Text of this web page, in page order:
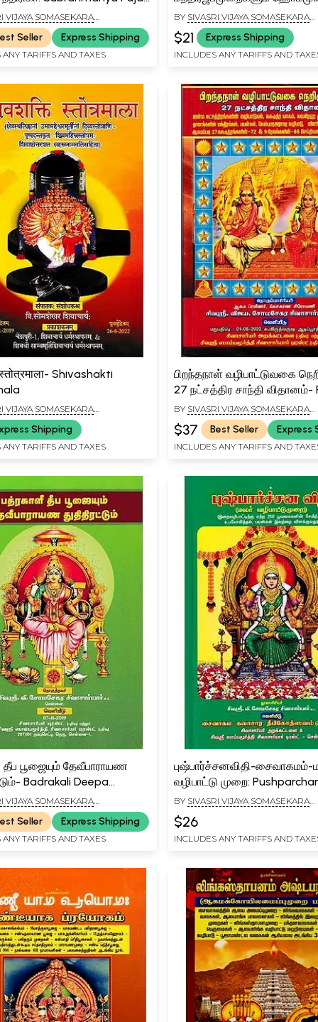
VIJAYA SOMASEKARA
Seller Express Shipping
ANY TARIFFS AND TAXES
உள்ளது (प्रत्यङ्गिरा होम क्रम-
पूजाक्रमोपेत): Pratyangira
Krama-Japakrama
BY SIVASRI VIJAYA SOMASEKARA
SIVACHARIYAR
$21 Express Shipping
INCLUDES ANY TARIFFS AND
Shivashakti
VIJAYA SOMASEKARA
Shipping
ANY TARIFFS AND TAXES
பிறந்தநாள் வழிபாட்டுவகை
27 நட்சத்திர சாந்தி விதானம்-
Naal Vazhipattu Vagai
Nerimuraikal,27
Vithanam (Tamil)
BY SIVASRI VIJAYA SOMASEKARA
SIVACHARIYAR
$37 Best Seller Express
INCLUDES ANY TARIFFS AND
தீப பூஜையும் தேவீபாராயண
Badrakali Deepa
Deviparayana
(Tamil)
VIJAYA SOMASEKARA
Seller Express Shipping
ANY TARIFFS AND TAXES
புஷ்பார்ச்சனவிதி-சைவாகமம்-
வழிபாட்டு முறை:
Saivakam-Flower Worship
BY SIVASRI VIJAYA SOMASEKARA
$26
INCLUDES ANY TARIFFS AND